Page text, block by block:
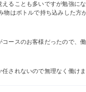
ることも多いですが勉強に
物はボトルで持ち込みした方
ースのお客様だったので、
されないので無理なく働け